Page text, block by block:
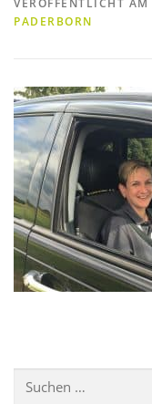
VERÖFFENTLICHT AM
PADERBORN
nach: